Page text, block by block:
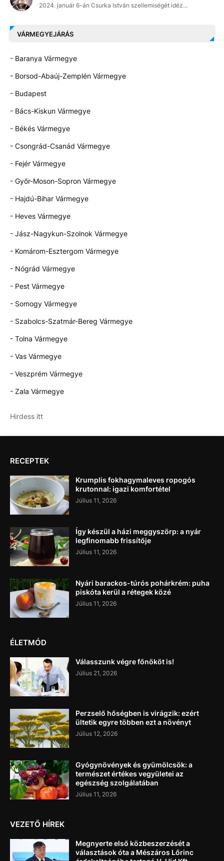
2024. január 6-án Csurka István szellemiségét idéz...
VÁRMEGYEJÁRÁS
- Baranya Vármegye
- Borsod-Abaúj-Zemplén Vármegye
- Budapest
- Bács-Kiskun Vármegye
- Békés Vármegye
- Csongrád-Csanád Vármegye
- Fejér Vármegye
- Győr-Moson-Sopron Vármegye
- Hajdú-Bihar Vármegye
- Heves Vármegye
- Jász-Nagykun-Szolnok Vármegye
- Komárom-Esztergom Vármegye
- Nógrád Vármegye
- Pest Vármegye
- Somogy Vármegye
- Szabolcs-Szatmár-Bereg Vármegye
- Tolna Vármegye
- Vas Vármegye
- Veszprém Vármegye
- Zala Vármegye
Hirdess itt
RECEPTEK
Krumplis fokhagymaleves ropogós
krutonnal: igazi komfortétel
Július 11, 2026
Így készül a házi meggyszörp: a nyár
legfinomabb frissítője
Július 11, 2026
Nyári barackos-túrós pohárkrém: puha
piskóta kerül a rétegek közé
Július 11, 2026
ÉLETMÓD
Válasszunk végre főnököt is!
Július 21, 2026
Perzselő hőségben is virágzik: ezért
ültetik egyre többen ezt a növényt
Július 12, 2026
Gyógynövények és gyümölcsök: a
természet értékes vegyületei az
egészség szolgálatában
Július 11, 2026
VEZETŐ HÍREK
Megnyerte első közbeszerzését a
választások óta a Mészáros Lőrinc